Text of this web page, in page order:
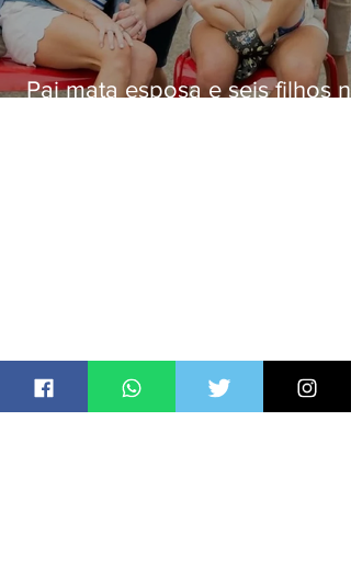
Pai mata esposa e seis filhos